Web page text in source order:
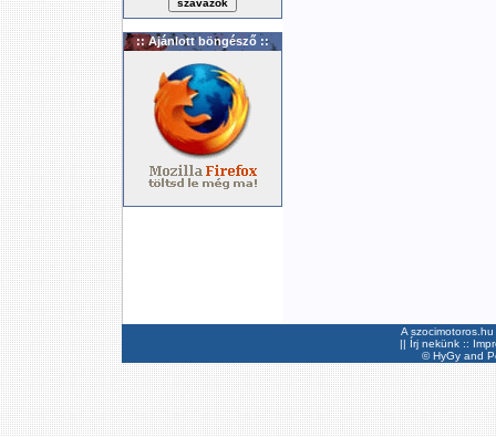
:: Ajánlott böngésző ::
A
|| Írj nekünk ::
©HyGyand